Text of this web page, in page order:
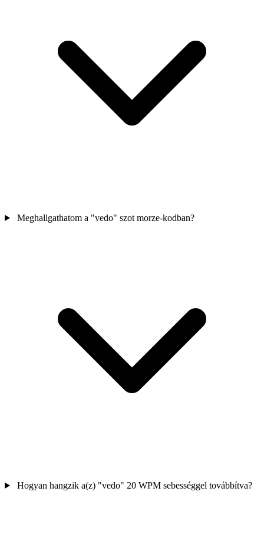
Meghallgathatom a "vedo" szot morze-kodban?
Hogyan hangzik a(z) "vedo" 20 WPM sebességgel továbbítva?